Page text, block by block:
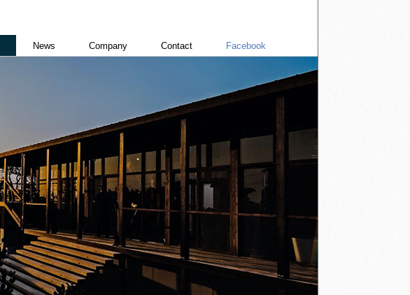
News Company Contact Facebook